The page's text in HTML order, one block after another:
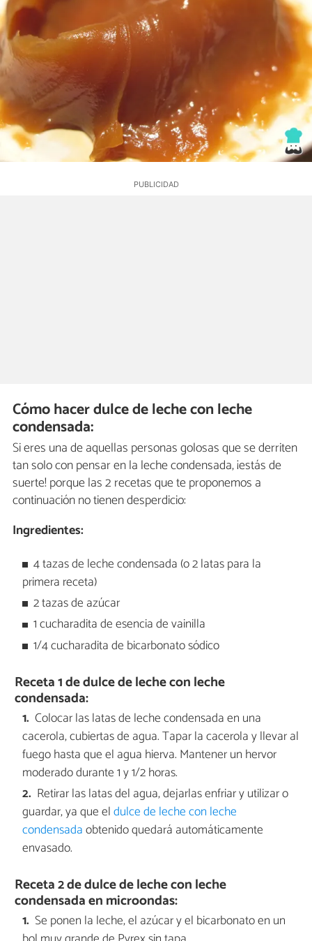
Cómo hacer dulce de leche con leche
condensada:
Si eres una de aquellas personas golosas que se derriten
tan solo con pensar en la leche condensada, ¡estás de
suerte! porque las 2 recetas que te proponemos a
continuación no tienen desperdicio:
Ingredientes:
4 tazas de leche condensada (o 2 latas para la
primera receta)
2 tazas de azúcar
1 cucharadita de esencia de vainilla
1/4 cucharadita de bicarbonato sódico
Receta 1 de dulce de leche con leche
condensada:
Colocar las latas de leche condensada en una
cacerola, cubiertas de agua. Tapar la cacerola y llevar al
fuego hasta que el agua hierva. Mantener un hervor
moderado durante 1 y 1/2 horas.
Retirar las latas del agua, dejarlas enfriar y utilizar o
guardar, ya que eldulce de leche con leche
condensadaobtenido quedará automáticamente
envasado.
Receta 2 de dulce de leche con leche
condensada en microondas:
Se ponen la leche, el azúcar y el bicarbonato en un